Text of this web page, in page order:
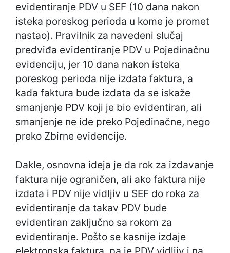
evidentiranje PDV u SEF (10 dana nakon
isteka poreskog perioda u kome je promet
nastao). Pravilnik za navedeni slučaj
predviđa evidentiranje PDV u Pojedinačnu
evidenciju, jer 10 dana nakon isteka
poreskog perioda nije izdata faktura, a
kada faktura bude izdata da se iskaže
smanjenje PDV koji je bio evidentiran, ali
smanjenje ne ide preko Pojedinačne, nego
preko Zbirne evidencije.
Dakle, osnovna ideja je da rok za izdavanje
faktura nije ograničen, ali ako faktura nije
izdata i PDV nije vidljiv u SEF do roka za
evidentiranje da takav PDV bude
evidentiran zaključno sa rokom za
evidentiranje. Pošto se kasnije izdaje